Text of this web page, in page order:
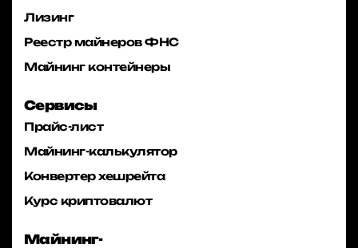
Лизинг
Реестр майнеров ФНС
Майнинг контейнеры
Сервисы
Прайс-лист
Майнинг-калькулятор
Конвертер хешрейта
Курс криптовалют
Майнинг-